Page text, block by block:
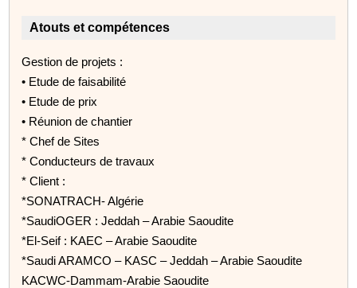
Atouts et compétences
Gestion de projets :
• Etude de faisabilité
• Etude de prix
• Réunion de chantier
* Chef de Sites
* Conducteurs de travaux
* Client :
*SONATRACH- Algérie
*SaudiOGER : Jeddah – Arabie Saoudite
*El-Seif : KAEC – Arabie Saoudite
*Saudi ARAMCO – KASC – Jeddah – Arabie Saoudite
KACWC-Dammam-Arabie Saoudite